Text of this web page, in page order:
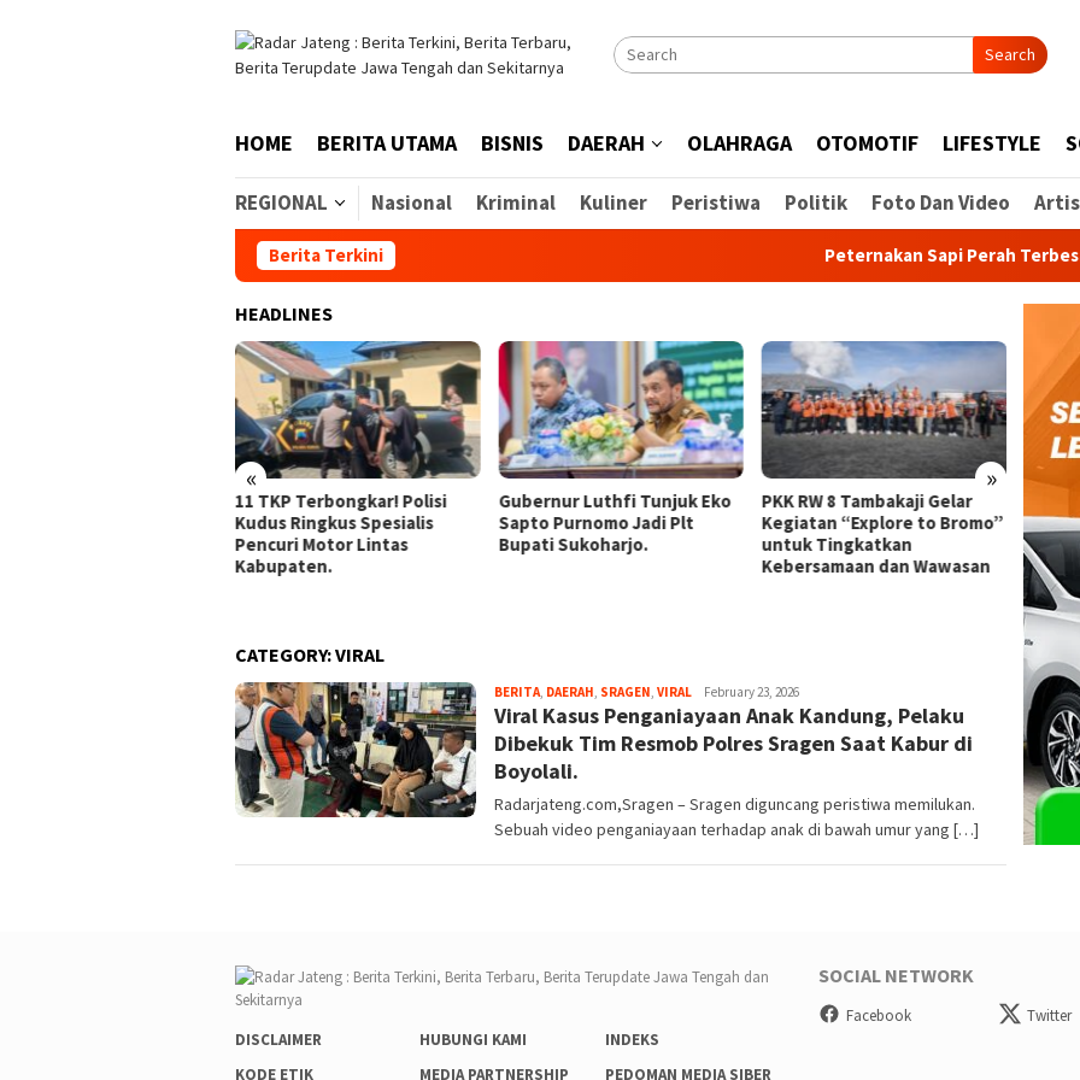
Search
HOME BERITA UTAMA BISNIS DAERAH OLAHRAGA OTOMOTIF LIFESTYLE
REGIONAL Nasional Kriminal Kuliner Peristiwa Politik Foto Dan Video Artis
Berita Terkini Peternakan Sapi Perah Terbesar
HEADLINES
« »
11 TKP Terbongkar! Polisi
Kudus Ringkus Spesialis
Pencuri Motor Lintas
Kabupaten.
Gubernur Luthfi Tunjuk Eko
Sapto Purnomo Jadi Plt
Bupati Sukoharjo.
PKK RW 8 Tambakaji Gelar
Kegiatan “Explore to Bromo”
untuk Tingkatkan
Kebersamaan dan Wawasan
Polres
Jibom
Jateng
Peledak
CATEGORY:VIRAL
BERITA, DAERAH, SRAGEN, VIRAL Radar
Jateng
February 23, 2026
Viral Kasus Penganiayaan Anak Kandung, Pelaku
Dibekuk Tim Resmob Polres Sragen Saat Kabur di
Boyolali.
Radarjateng.com,Sragen – Sragen diguncang peristiwa memilukan.
Sebuah video penganiayaan terhadap anak di bawah umur yang […]
DISCLAIMER HUBUNGI KAMI
INDEKS
KODE ETIK
MEDIA PARTNERSHIP PEDOMAN MEDIA SIBER
SOCIAL NETWORK
Facebook Twitter